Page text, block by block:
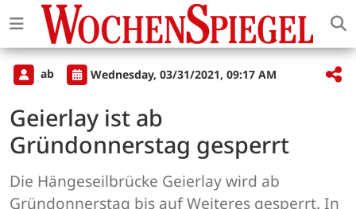
ab Wednesday, 03/31/2021, 09:17 AM
Geierlay ist ab
Gründonnerstag gesperrt
Die Hängeseilbrücke Geierlay wird ab
Gründonnerstag bis auf Weiteres gesperrt. In